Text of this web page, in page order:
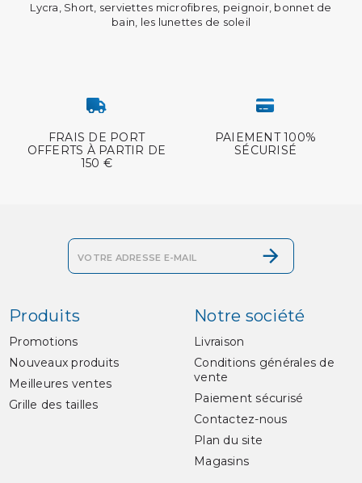
Lycra, Short, serviettes microfibres, peignoir, bonnet de
bain, les lunettes de soleil
FRAIS DE PORT
OFFERTS À PARTIR DE
150 €
PAIEMENT 100%
SÉCURISÉ
Produits
Promotions
Nouveaux produits
Meilleures ventes
Grille des tailles
Notre société
Livraison
Conditions générales de
vente
Paiement sécurisé
Contactez-nous
Plan du site
Magasins